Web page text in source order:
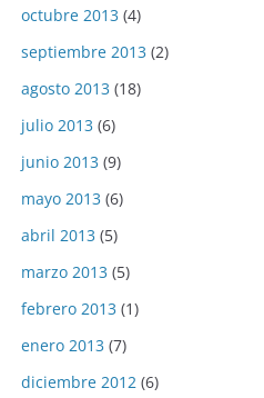
octubre 2013 (4)
septiembre 2013 (2)
agosto 2013 (18)
julio 2013 (6)
junio 2013 (9)
mayo 2013 (6)
abril 2013 (5)
marzo 2013 (5)
febrero 2013 (1)
enero 2013 (7)
diciembre 2012 (6)